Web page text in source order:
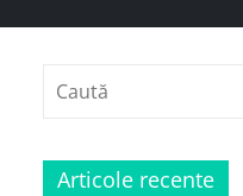
Articole recente